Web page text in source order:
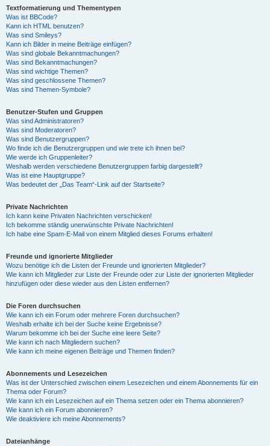
Textformatierung und Thementypen
Was ist BBCode?
Kann ich HTML benutzen?
Was sind Smileys?
Kann ich Bilder in meine Beiträge einfügen?
Was sind globale Bekanntmachungen?
Was sind Bekanntmachungen?
Was sind wichtige Themen?
Was sind geschlossene Themen?
Was sind Themen-Symbole?
Benutzer-Stufen und Gruppen
Was sind Administratoren?
Was sind Moderatoren?
Was sind Benutzergruppen?
Wo finde ich die Benutzergruppen und wie trete ich ihnen bei?
Wie werde ich Gruppenleiter?
Weshalb werden verschiedene Benutzergruppen farbig dargestellt?
Was ist eine Hauptgruppe?
Was bedeutet der „Das Team“-Link auf der Startseite?
Private Nachrichten
Ich kann keine Privaten Nachrichten verschicken!
Ich bekomme ständig unerwünschte Private Nachrichten!
Ich habe eine Spam-E-Mail von einem Mitglied dieses Forums erhalten!
Freunde und ignorierte Mitglieder
Wozu benötige ich die Listen der Freunde und ignorierten Mitglieder?
Wie kann ich Mitglieder zur Liste der Freunde oder zur Liste der ignorierten Mitglieder
hinzufügen oder diese wieder aus den Listen entfernen?
Die Foren durchsuchen
Wie kann ich ein Forum oder mehrere Foren durchsuchen?
Weshalb erhalte ich bei der Suche keine Ergebnisse?
Warum bekomme ich bei der Suche eine leere Seite?
Wie kann ich nach Mitgliedern suchen?
Wie kann ich meine eigenen Beiträge und Themen finden?
Abonnements und Lesezeichen
Was ist der Unterschied zwischen einem Lesezeichen und einem Abonnements für ein
Thema oder Forum?
Wie kann ich ein Lesezeichen auf ein Thema setzen oder ein Thema abonnieren?
Wie kann ich ein Forum abonnieren?
Wie deaktiviere ich meine Abonnements?
Dateianhänge